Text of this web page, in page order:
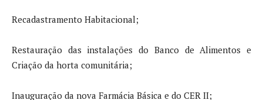
Recadastramento Habitacional;
Restauração das instalações do Banco de Alimentos e
Criação da horta comunitária;
Inauguração da nova Farmácia Básica e do CER II;